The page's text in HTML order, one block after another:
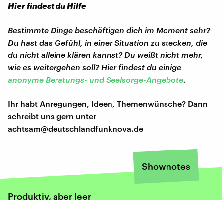
Hier findest du Hilfe
Bestimmte Dinge beschäftigen dich im Moment sehr?
Du hast das Gefühl, in einer Situation zu stecken, die
du nicht alleine klären kannst? Du weißt nicht mehr,
wie es weitergehen soll? Hier findest du einige
anonyme Beratungs- und Seelsorge-Angebote.
Ihr habt Anregungen, Ideen, Themenwünsche? Dann
schreibt uns gern unter
achtsam@deutschlandfunknova.de
Shownotes
Produktiv, aber leer